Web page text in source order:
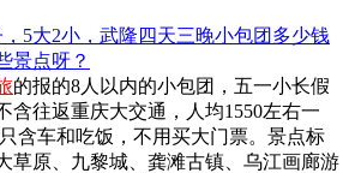
5大2小，武隆四天三晚小包团多少钱
景点呀？
的报的8人以内的小包团，五一小长假
含往返重庆大交通，人均1550左右一
含车和吃饭，不用买大门票。景点标
草原、九黎城、龚滩古镇、乌江画廊游